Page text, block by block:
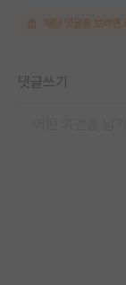
해당 댓글을 보려면
댓글쓰기